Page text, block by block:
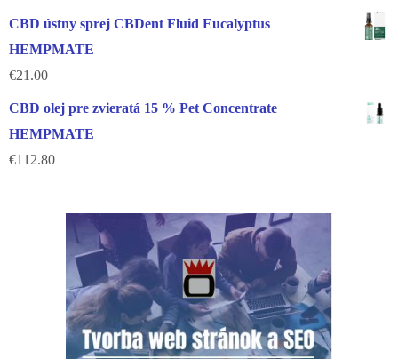
CBD ústny sprej CBDent Fluid Eucalyptus
HEMPMATE
€21.00
CBD olej pre zvieratá 15 % Pet Concentrate
HEMPMATE
€112.80